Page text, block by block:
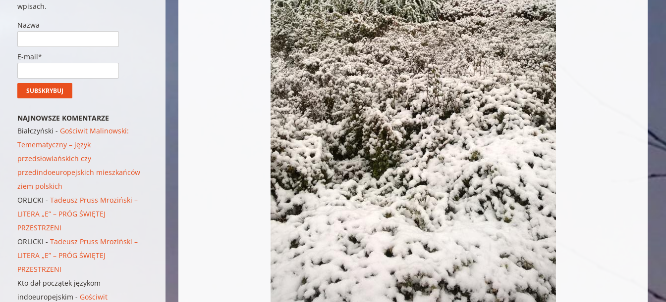
wpisach.
Nazwa
E-mail*
NAJNOWSZE KOMENTARZE
Białczyński - Gościwit Malinowski:
Temematyczny – język
przedsłowiańskich czy
przedindoeuropejskich mieszkańców
ziem polskich
ORLICKI -Tadeusz Pruss Mroziński –
LITERA „E” – PRÓG ŚWIĘTEJ
PRZESTRZENI
ORLICKI -Tadeusz Pruss Mroziński –
LITERA „E” – PRÓG ŚWIĘTEJ
PRZESTRZENI
Kto dał początek językom
indoeuropejskim - Gościwit